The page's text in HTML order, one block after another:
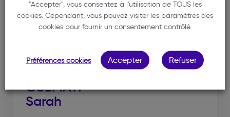
NOTRE MEMBRE
GUEMATI
Sarah
"Accepter", vous consentez à l'utilisation de TOUS les
cookies. Cependant, vous pouvez visiter les paramètres des
cookies pour fournir un consentement contrôlé.
Préférences cookies Accepter Refuser